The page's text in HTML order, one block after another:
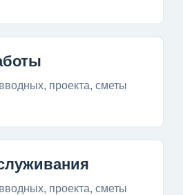
проекта, сметы
проекта, сметы